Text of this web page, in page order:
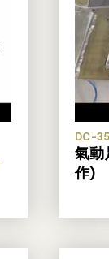
DC-
氣動
作)